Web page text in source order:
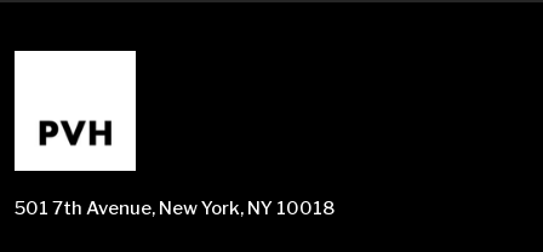
501 7th Avenue, New York, NY 10018